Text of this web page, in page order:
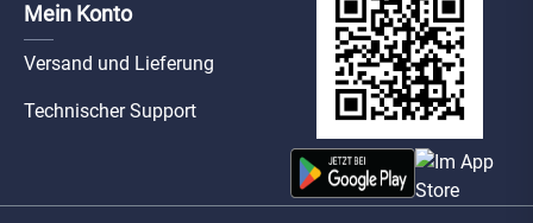
Mein Konto
Versand und Lieferung
Technischer Support